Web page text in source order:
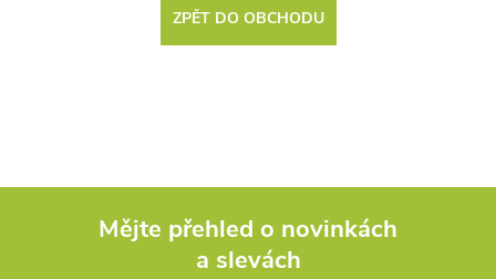
ZPĚT DO OBCHODU
Mějte přehled o novinkách
a slevách